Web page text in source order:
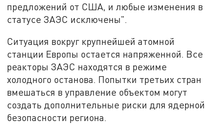
предложений от США, и любые изменения в
статусе ЗАЭС исключены".
Ситуация вокруг крупнейшей атомной
станции Европы остается напряженной. Все
реакторы ЗАЭС находятся в режиме
холодного останова. Попытки третьих стран
вмешаться в управление объектом могут
создать дополнительные риски для ядерной
безопасности региона.